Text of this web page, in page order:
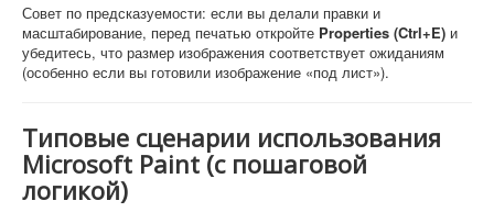
Совет по предсказуемости: если вы делали правки и
масштабирование, перед печатью откройте Properties (Ctrl+E) и
убедитесь, что размер изображения соответствует ожиданиям
(особенно если вы готовили изображение «под лист»).
Типовые сценарии использования
Microsoft Paint (с пошаговой
логикой)